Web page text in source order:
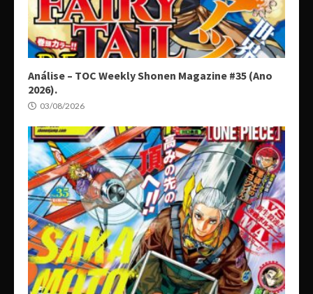
Análise – TOC Weekly Shonen Magazine #35 (Ano
2026).
03/08/2026